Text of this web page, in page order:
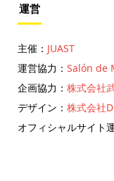
運営
主催： JUAST
運営協力： Salón de
企画協力： 株式会社
デザイン： 株式会社
オフィシャルサイト